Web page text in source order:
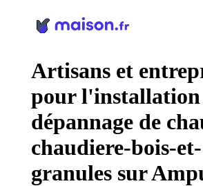
Artisans et
pour l'installation
dépannage de
chaudiere-bois-et-
granules sur